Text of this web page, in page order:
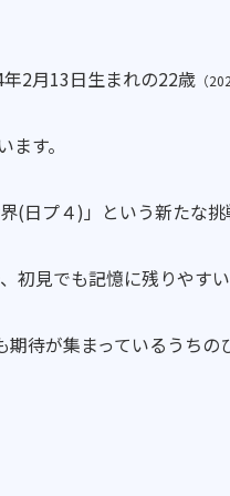
2月13日生まれの22歳 （
す。
(日プ４)」という新たな挑
見でも記憶に残りやすい
期待が集まっているうちの